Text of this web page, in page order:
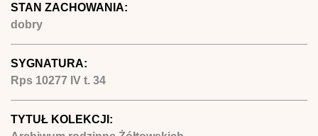
STAN ZACHOWANIA:
dobry
SYGNATURA:
Rps 10277 IV t. 34
TYTUŁ KOLEKCJI: